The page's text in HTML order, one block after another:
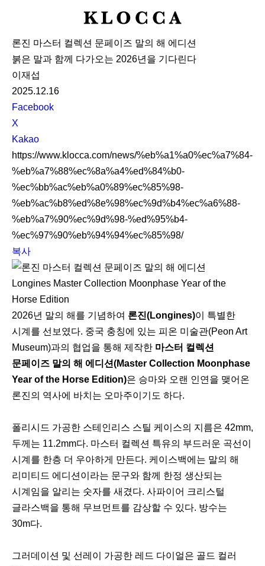
K
O
C
론진 마스터 컬렉션 문페이즈 말의 해 에디션
붉은 말과 함께 다가오는 2026년을 기다린다
이재섭
2025.12.16
S
N
S
S
h
a
r
e
Facebook
X
Kakao
https://www.klocca.com/news/%eb%a1%a0%ec%a7%84-
%eb%a7%88%ec%8a%a4%ed%84%b0-
%ec%bb%ac%eb%a0%89%ec%85%98-
%eb%ac%b8%ed%8e%98%ec%9d%b4%ec%a6%88-
%eb%a7%90%ec%9d%98-%ed%95%b4-
%ec%97%90%eb%94%94%ec%85%98/
복사
Longines Master Collection Moonphase Year of the
Horse Edition
2026년 말의 해를 기념하여 론진(Longines)이 특별한
시계를 선보였다. 중국 충칭에 있는 피온 미술관(Peon Art
Museum)과의 협업을 통해 제작한 마스터 컬렉션
문페이즈 말의 해 에디션(Master Collection Moonphase
Year of the Horse Edition)은 승마와 오랜 인연을 맺어온
론진의 역사에 바치는 오마주이기도 하다.
폴리시드 가공한 스테인리스 스틸 케이스의 지름은 42mm,
두께는 11.2mm다. 마스터 컬렉션 특유의 부드러운 곡선이
시계를 한층 더 우아하게 만든다. 케이스백에는 말의 해
리미티드 에디션이라는 문구와 함께 한정 생산되는
시계임을 알리는 숫자를 새겼다. 사파이어 크리스털
글라스백을 통해 무브먼트를 감상할 수 있다. 방수는
30m다.
그러데이션 및 선레이 가공한 레드 다이얼은 골드 컬러